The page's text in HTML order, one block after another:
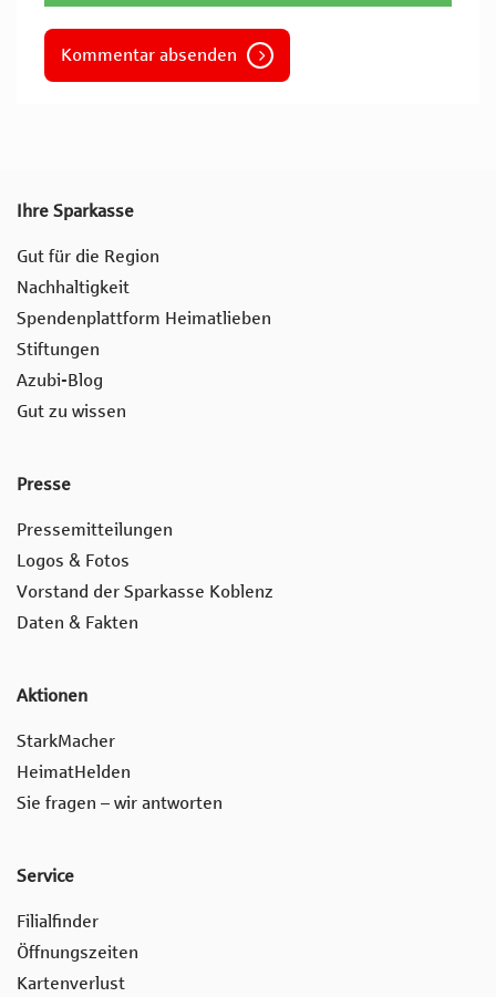
Kommentar absenden
Ihre Sparkasse
Gut für die Region
Nachhaltigkeit
Spendenplattform Heimatlieben
Stiftungen
Azubi-Blog
Gut zu wissen
Presse
Pressemitteilungen
Logos & Fotos
Vorstand der Sparkasse Koblenz
Daten & Fakten
Aktionen
StarkMacher
HeimatHelden
Sie fragen – wir antworten
Service
Filialfinder
Öffnungszeiten
Kartenverlust